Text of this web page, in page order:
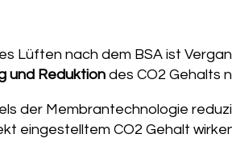
Lüften nach dem BSA ist
und Reduktion des CO2 Gehalts
der Membrantechnologie
eingestelltem CO2 Gehalt